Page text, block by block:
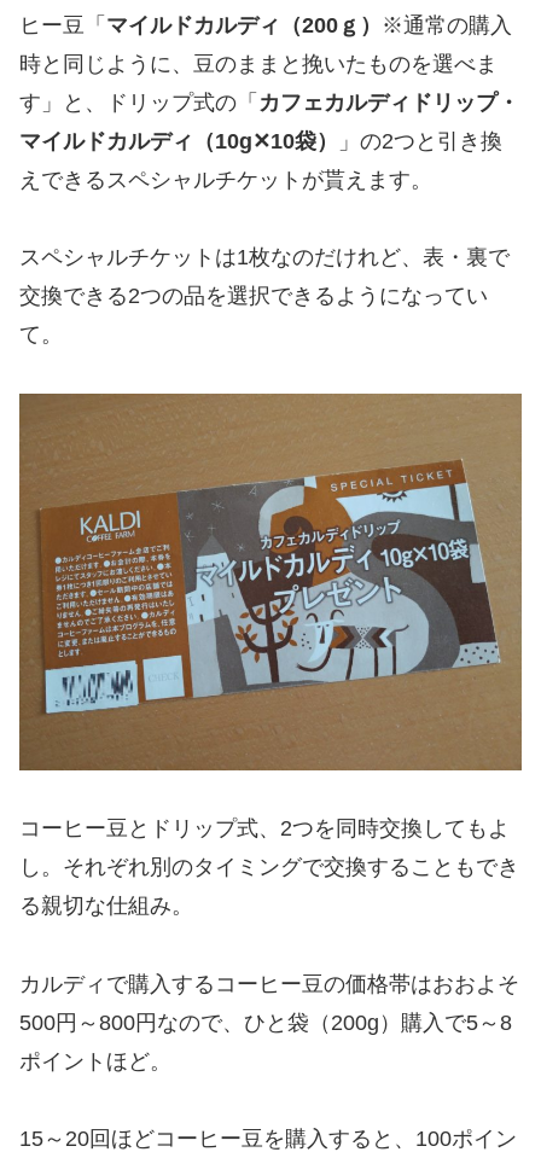
ヒー豆「 マイルドカルディ（200ｇ） ※通常の購入
時と同じように、豆のままと挽いたものを選べま
す」と、ドリップ式の「 カフェカルディドリップ・
マイルドカルディ（10g✕10袋）
」の2つと引き換
えできるスペシャルチケットが貰えます。
スペシャルチケットは1枚なのだけれど、表・裏で
交換できる2つの品を選択できるようになってい
て。
コーヒー豆とドリップ式、2つを同時交換してもよ
し。それぞれ別のタイミングで交換することもでき
る親切な仕組み。
カルディで購入するコーヒー豆の価格帯はおおよそ
500円～800円なので、ひと袋（200g）購入で5～8
ポイントほど。
15～20回ほどコーヒー豆を購入すると、100ポイン